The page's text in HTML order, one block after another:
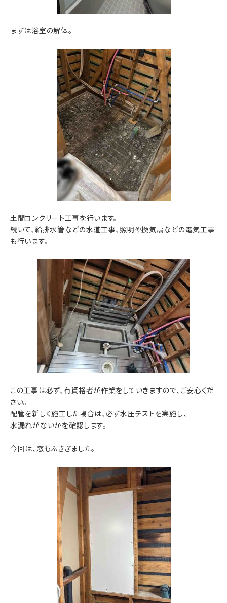
まずは浴室の解体。
土間コンクリート工事を行います。
続いて、給排水管などの水道工事、照明や換気扇などの電気工事
も行います。
この工事は必ず、有資格者が作業をしていきますので、ご安心くだ
さい。
配管を新しく施工した場合は、必ず水圧テストを実施し、
水漏れがないかを確認します。
今回は、窓もふさぎました。